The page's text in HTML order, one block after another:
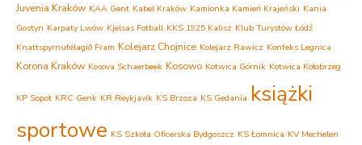
Juvenia Kraków KAA Gent Kabel Kraków Kamionka Kamień Krajeński Kania
Gostyn Karpaty Lwów Kjelsas Fotball KKS 1925 Kalisz Klub Turystów Łódź
Knattspyrnufélagið Fram Kolejarz Chojnice Kolejarz Rawicz Konfeks Legnica
Korona Kraków Kosova Schaerbeek Kosowo Kotwica Górnik Kotwica Kołobrzeg
KP Sopot KRC Genk KR Reykjavík KS Brzoza KS Gedania książki
sportowe KS Szkoła Oficerska Bydgoszcz KS Łomnica KV Mechelen